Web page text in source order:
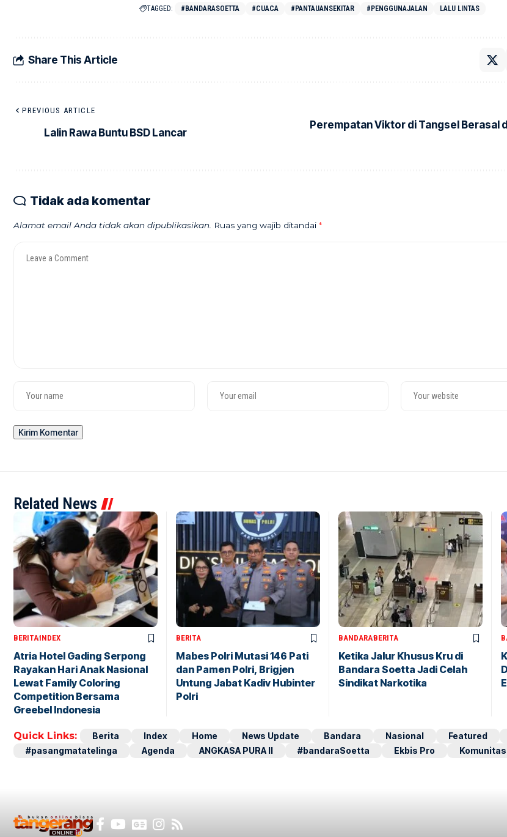
TAGGED: #BANDARASOETTA #CUACA #PANTAUANSEKITAR #PENGGUNAJALAN LALU LINTAS
Share This Article
PREVIOUS ARTICLE
Lalin Rawa Buntu BSD Lancar
Perempatan Viktor di Tangsel Berasal
Tidak ada komentar
Alamat email Anda tidak akan dipublikasikan. Ruas yang wajib ditandai *
Related News
BERITAINDEX
Atria Hotel Gading Serpong
Rayakan Hari Anak Nasional
Lewat Family Coloring
Competition Bersama
Greebel Indonesia
BERITA
Mabes Polri Mutasi 146 Pati
dan Pamen Polri, Brigjen
Untung Jabat Kadiv Hubinter
Polri
BANDARABERITA
Ketika Jalur Khusus Kru di
Bandara Soetta Jadi Celah
Sindikat Narkotika
Quick Links: Berita Index Home News Update Bandara Nasional Featured
#pasangmatatelinga
Agenda ANGKASA PURA II #bandaraSoetta Ekbis Pro